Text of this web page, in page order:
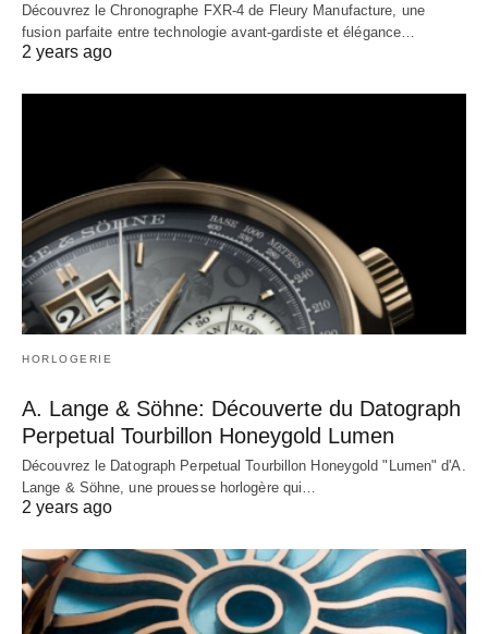
Découvrez le Chronographe FXR-4 de Fleury Manufacture, une
fusion parfaite entre technologie avant-gardiste et élégance…
2 years ago
HORLOGERIE
A. Lange & Söhne: Découverte du Datograph
Perpetual Tourbillon Honeygold Lumen
Découvrez le Datograph Perpetual Tourbillon Honeygold "Lumen" d'A.
Lange & Söhne, une prouesse horlogère qui…
2 years ago